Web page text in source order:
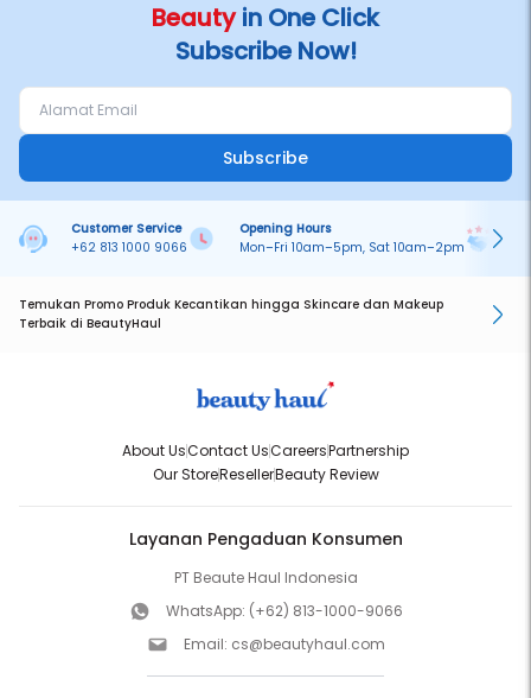
Beautyin One Click
Subscribe Now!
Subscribe
Customer Service
+62 813 1000 9066
Opening Hours
Mon–Fri 10am–5pm, Sat 10am–2pm
Temukan Promo Produk Kecantikan hingga Skincare dan Makeup
Terbaik di BeautyHaul
About UsContact UsCareersPartnership
Our StoreResellerBeauty Review
Layanan Pengaduan Konsumen
PT Beaute Haul Indonesia
WhatsApp: (+62) 813-1000-9066
Email: cs@beautyhaul.com